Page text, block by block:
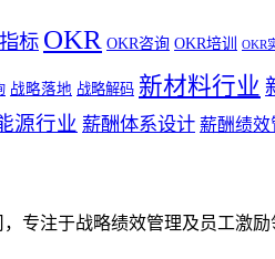
标 OKR OKR咨询 OKR培训 OKR
战略落地 战略解码 新材料行业
源行业 薪酬体系设计 薪酬绩效
专注于战略绩效管理及员工激